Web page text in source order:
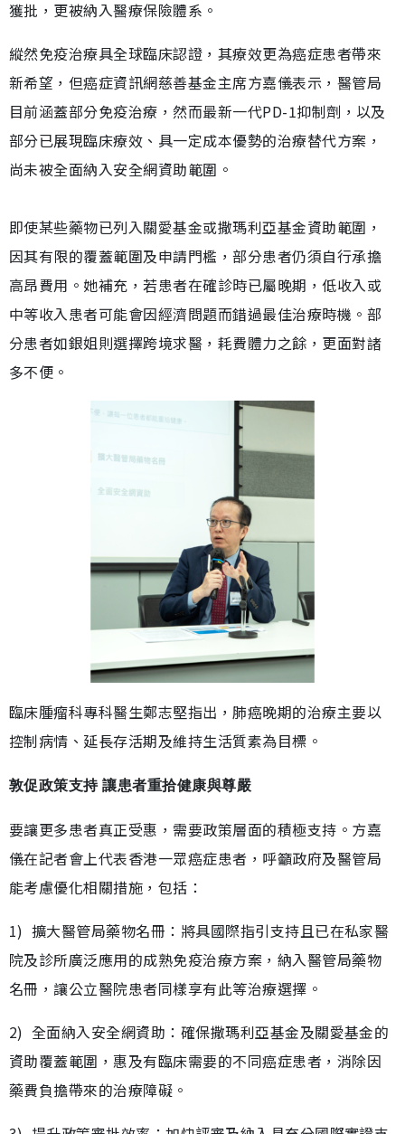
獲批，更被納入醫療保險體系。
縱然免疫治療具全球臨床認證，其療效更為癌症患者帶來
新希望，但癌症資訊網慈善基金主席方嘉儀表示，醫管局
目前涵蓋部分免疫治療，然而最新一代PD-1抑制劑，以及
部分已展現臨床療效、具一定成本優勢的治療替代方案，
尚未被全面納入安全網資助範圍。
即使某些藥物已列入關愛基金或撒瑪利亞基金資助範圍，
因其有限的覆蓋範圍及申請門檻，部分患者仍須自行承擔
高昂費用。她補充，若患者在確診時已屬晚期，低收入或
中等收入患者可能會因經濟問題而錯過最佳治療時機。部
分患者如銀姐則選擇跨境求醫，耗費體力之餘，更面對諸
多不便。
臨床腫瘤科專科醫生鄭志堅指出，肺癌晚期的治療主要以
控制病情、延長存活期及維持生活質素為目標。
敦促政策支持 讓患者重拾健康與尊嚴
要讓更多患者真正受惠，需要政策層面的積極支持。方嘉
儀在記者會上代表香港一眾癌症患者，呼籲政府及醫管局
能考慮優化相關措施，包括：
1) 擴大醫管局藥物名冊：將具國際指引支持且已在私家醫
院及診所廣泛應用的成熟免疫治療方案，納入醫管局藥物
名冊，讓公立醫院患者同樣享有此等治療選擇。
2) 全面納入安全網資助：確保撒瑪利亞基金及關愛基金的
資助覆蓋範圍，惠及有臨床需要的不同癌症患者，消除因
藥費負擔帶來的治療障礙。